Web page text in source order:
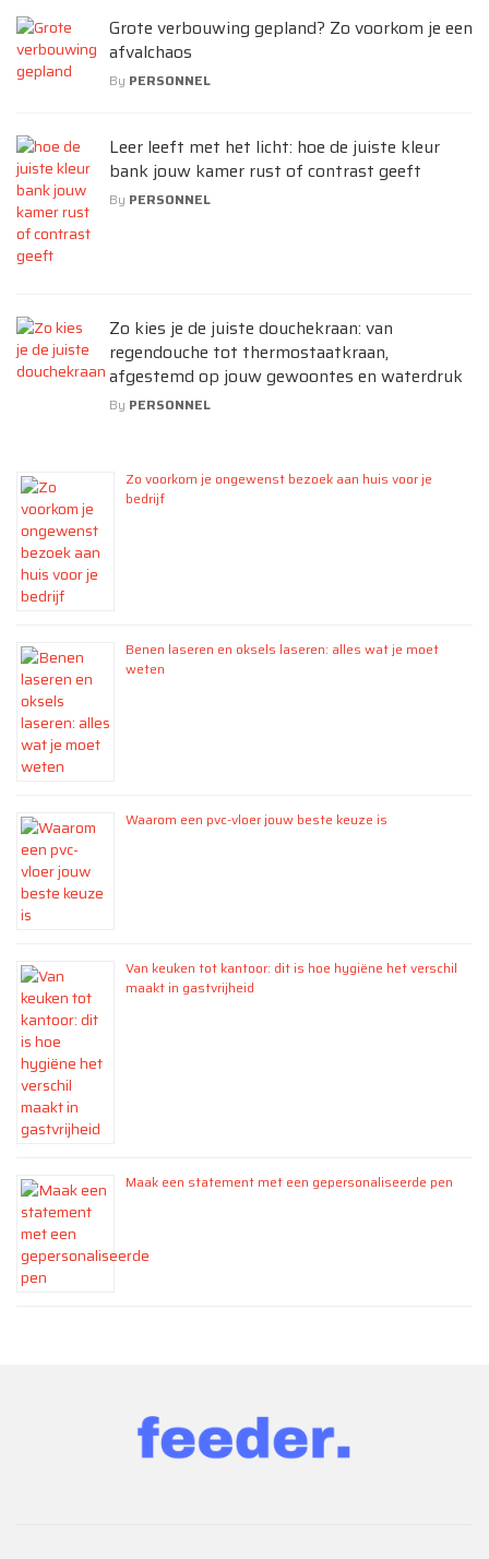
Grote verbouwing gepland? Zo voorkom je een
afvalchaos
By PERSONNEL
Leer leeft met het licht: hoe de juiste kleur
bank jouw kamer rust of contrast geeft
By PERSONNEL
Zo kies je de juiste douchekraan: van
regendouche tot thermostaatkraan,
afgestemd op jouw gewoontes en waterdruk
By PERSONNEL
Zo voorkom je ongewenst bezoek aan huis voor je
bedrijf
Benen laseren en oksels laseren: alles wat je moet
weten
Waarom een pvc-vloer jouw beste keuze is
Van keuken tot kantoor: dit is hoe hygiëne het verschil
maakt in gastvrijheid
Maak een statement met een gepersonaliseerde pen